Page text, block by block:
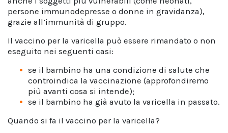
persone immunodepresse o donne in gravidanza),
grazie all’immunità di gruppo.
Il vaccino per la varicella può essere rimandato o non
eseguito nei seguenti casi:
se il bambino ha una condizione di salute che
controindica la vaccinazione (approfondiremo
più avanti cosa si intende);
se il bambino ha già avuto la varicella in passato.
Quando si fa il vaccino per la varicella?